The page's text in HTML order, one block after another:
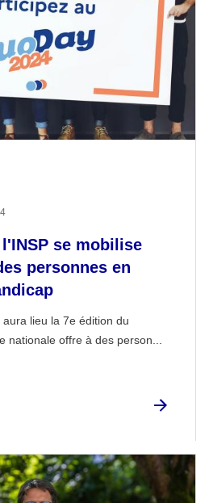
l'INSP se mobilise
personnes en
lieu la 7e édition du
nationale offre à des person...